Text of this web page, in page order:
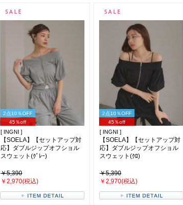
2点10％OFF
45％off
[ INGNI ]
【SOELA】【セットアップ対
応】ダブルジップオフショル
スウェット(ｸﾞﾚｰ)
￥5,390
￥2,970(税込)
2点10％OFF
45％off
[ INGNI ]
【SOELA】【セットアップ対
応】ダブルジップオフショル
スウェット(ｸﾛ)
￥5,390
￥2,970(税込)